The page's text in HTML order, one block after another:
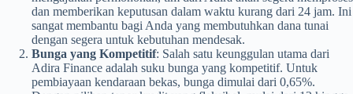
dan memberikan keputusan dalam waktu kurang dari 24 jam. Ini
sangat membantu bagi Anda yang membutuhkan dana tunai
dengan segera untuk kebutuhan mendesak.
Bunga yang Kompetitif: Salah satu keunggulan utama dari
Adira Finance adalah suku bunga yang kompetitif. Untuk
pembiayaan kendaraan bekas, bunga dimulai dari 0,65%.